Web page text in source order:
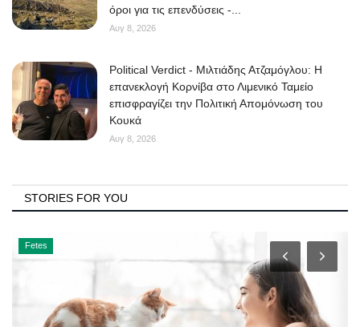
όροι για τις επενδύσεις -...
Αυγ 8, 2026
Political Verdict - Μιλτιάδης Ατζαμόγλου: Η
επανεκλογή Κορνίβα στο Λιμενικό Ταμείο
επισφραγίζει την Πολιτική Απομόνωση του
Κουκά
Αυγ 8, 2026
STORIES FOR YOU
Fetes